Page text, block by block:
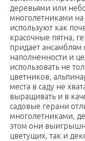
деревьями или
многолетниками на
используют как
красочные пятна,
придает
наполненности и
использовать не
цветников,
места в саду не
выращивать и в
садовые герани
многолетниками,
этом они
цветущих, так и